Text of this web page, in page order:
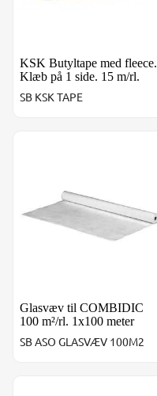
KSK Butyltape med fleece.
Klæb på 1 side. 15 m/rl.
SB KSK TAPE
Glasvæv til COMBIDIC
100 m²/rl. 1x100 meter
SB ASO GLASVÆV 100M2